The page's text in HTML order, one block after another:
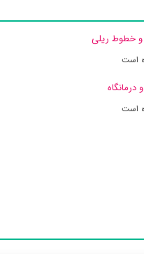
و خطوط ریلی
است
درمانگاه
است